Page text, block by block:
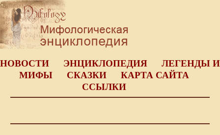
НОВОСТИ ЭНЦИКЛОПЕДИЯ
ЛЕГЕНДЫ И
МИФЫ
СКАЗКИ
КАРТА САЙТА
ССЫЛКИ